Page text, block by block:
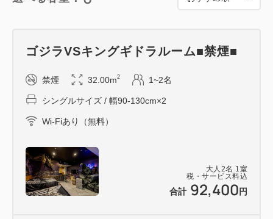
映画制作の裏側をのぞいたような空間となっており、
ラがお客様をお迎えいたします。
ビルに見立てた椅子を動かし、照明や音響を入れて映
画監督さながらの没入体験をお楽しみいただけます。
【特典】 オリジナルグッズ！！ 「ゴジラVSキングギ
レイスリー新宿オリジナルのグッズをご用意していま
す。
大人 2名 1 室
税・サービス料込
合計 92,400 円
ゴジラVSキングギドラルーム■禁煙■
禁煙 32.00m2 1~2名
シングルサイズ / 幅90-130cm×2
Wi-Fiあり（無料）